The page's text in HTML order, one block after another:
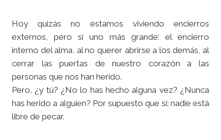
Hoy quizás no estamos viviendo encierros
externos, pero sí uno más grande: el encierro
interno del alma, al no querer abrirse a los demás, al
cerrar las puertas de nuestro corazón a las
personas que nos han herido.
Pero, ¿y tú? ¿No lo has hecho alguna vez? ¿Nunca
has herido a alguien? Por supuesto que sí; nadie está
libre de pecar.